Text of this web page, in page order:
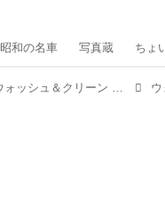
昭和の名車 写真蔵 ちょ
夏に汚れたクルマは、秋が来る前に「ウォッシュ＆クリーン EX」でキレイにしておきたい！【MMスタイル コレクション】